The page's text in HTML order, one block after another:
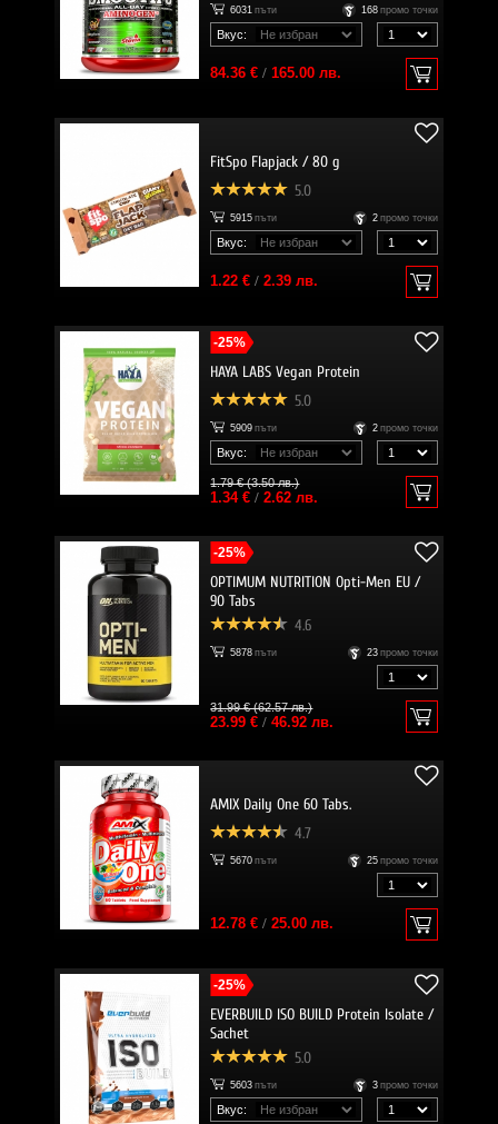
6031 пъти 168 промо точки
Вкус:
84.36 €/ 165.00 лв.
FitSpo Flapjack / 80 g
5.0
5915 пъти 2 промо точки
Вкус:
1.22 €/ 2.39 лв.
-25%
HAYA LABS Vegan Protein
5.0
5909 пъти 2 промо точки
Вкус:
1.79 € (3.50 лв.)
1.34 €/ 2.62 лв.
-25%
OPTIMUM NUTRITION Opti-Men EU /
90 Tabs
4.6
5878 пъти 23 промо точки
31.99 € (62.57 лв.)
23.99 €/ 46.92 лв.
AMIX Daily One 60 Tabs.
4.7
5670 пъти 25 промо точки
12.78 €/ 25.00 лв.
-25%
EVERBUILD ISO BUILD Protein Isolate /
Sachet
5.0
5603 пъти 3 промо точки
Вкус: